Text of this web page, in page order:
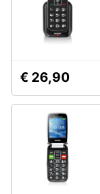
Giardinaggio
igiene
Beauty
Giocattoli
Prima
€ 26,90